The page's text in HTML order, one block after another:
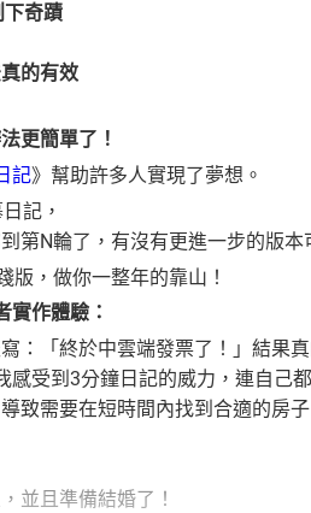
奇蹟
的有效
更簡單了！
記》幫助許多人實現了夢想。
記，
第N輪了，有沒有更進一步的版本
版，做你一整年的靠山！
實作體驗：
：「終於中雲端發票了！」結果真
受到3分鐘日記的威力，連自己
致需要在短時間內找到合適的房
並且準備結婚了！